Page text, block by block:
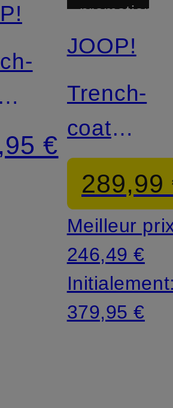
€
JOOP!
Trench-
coat
CARRIE
289,99
Meilleur
246,49 €
379,95 €